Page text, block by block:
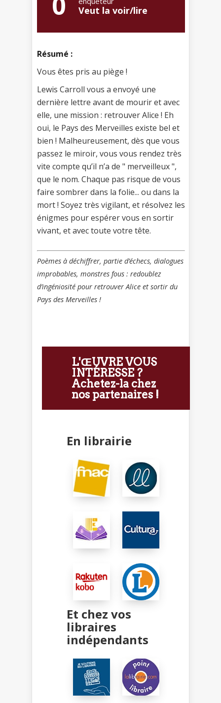
Veut la voir/lire
Résumé :
Vous êtes pris au piège !
Lewis Carroll vous a envoyé une
dernière lettre avant de mourir et avec
elle, une mission : retrouver Alice ! Eh
oui, le Pays des Merveilles existe bel et
bien ! Malheureusement, dès que vous
passez le miroir, vous vous rendez très
vite compte qu’il n’a de " merveilleux ",
que le nom. Chaque pas risque de vous
faire sombrer dans la folie... ou dans la
mort ! Soyez très vigilant, et résolvez les
énigmes pour espérer vous en sortir
vivant, et avec toute votre tête.
Poèmes à déchiffrer, partie d’échecs, dialogues
improbables, monstres fous : redoublez
d’ingéniosité pour retrouver Alice et sortir du
Pays des Merveilles !
L'ŒUVRE VOUS
INTÉRESSE ?
Achetez-la chez
nos partenaires !
En librairie
Et chez vos
libraires
indépendants